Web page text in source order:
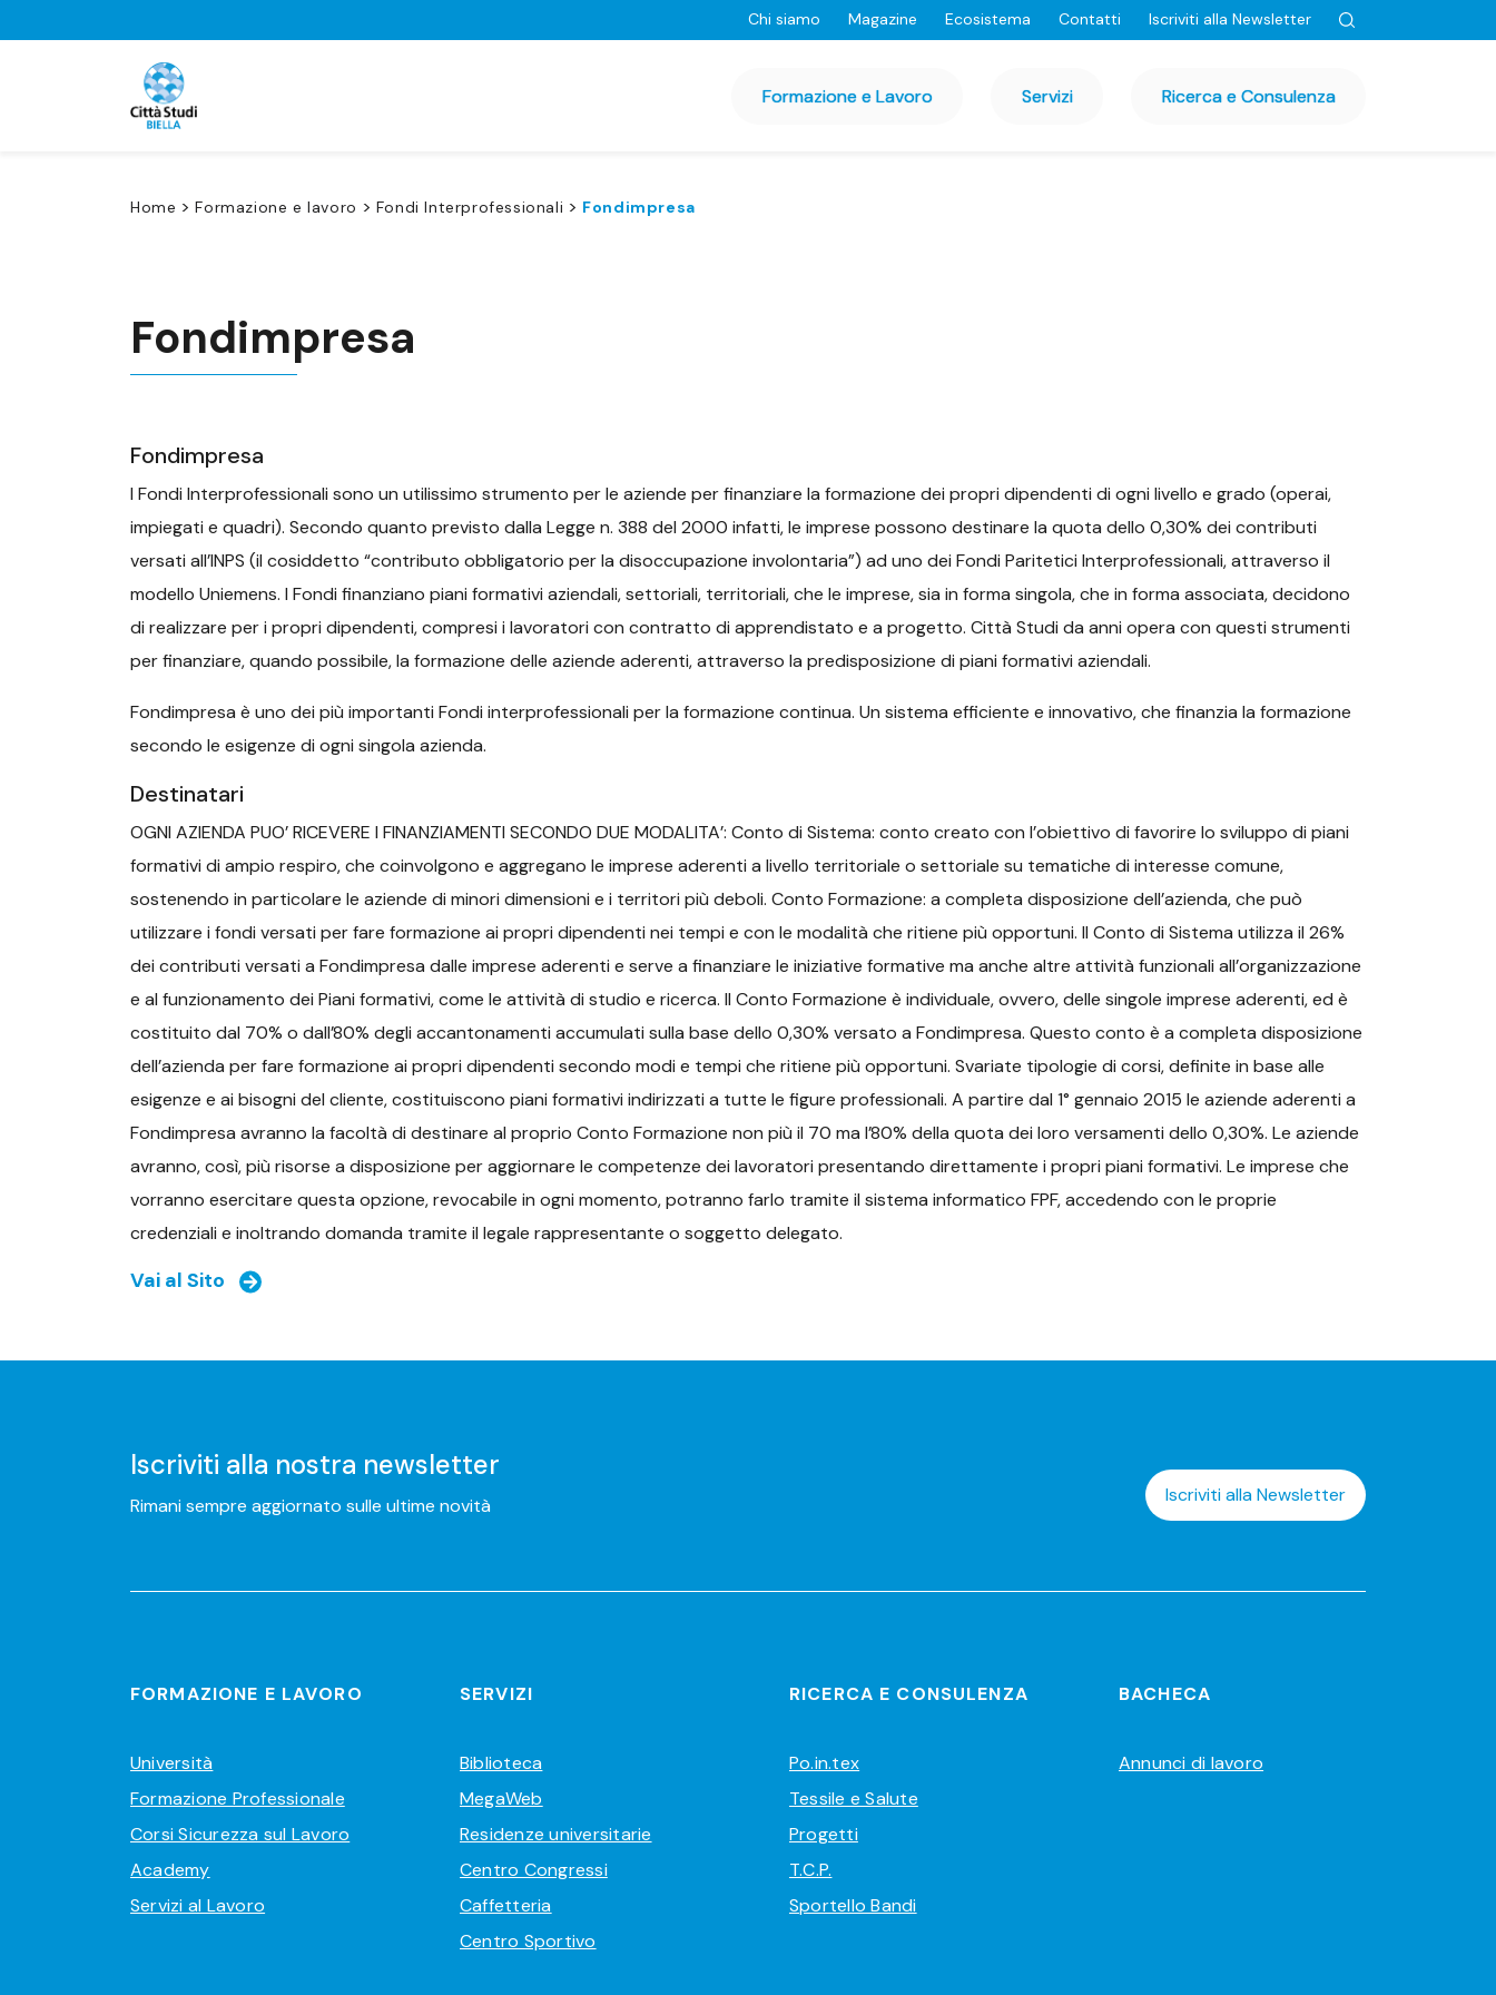
Chi siamo Magazine Ecosistema Contatti Iscriviti alla Newsletter
Formazione e Lavoro Servizi Ricerca e Consulenza
Home >Formazione e lavoro > Fondi Interprofessionali > Fondimpresa
Fondimpresa
Fondimpresa
I Fondi Interprofessionali sono un utilissimo strumento per le aziende per finanziare la formazione dei propri dipendenti di ogni livello e grado (operai,
impiegati e quadri). Secondo quanto previsto dalla Legge n. 388 del 2000 infatti, le imprese possono destinare la quota dello 0,30% dei contributi
versati all’INPS (il cosiddetto “contributo obbligatorio per la disoccupazione involontaria”) ad uno dei Fondi Paritetici Interprofessionali, attraverso il
modello Uniemens. I Fondi finanziano piani formativi aziendali, settoriali, territoriali, che le imprese, sia in forma singola, che in forma associata, decidono
di realizzare per i propri dipendenti, compresi i lavoratori con contratto di apprendistato e a progetto. Città Studi da anni opera con questi strumenti
per finanziare, quando possibile, la formazione delle aziende aderenti, attraverso la predisposizione di piani formativi aziendali.
Fondimpresa è uno dei più importanti Fondi interprofessionali per la formazione continua. Un sistema efficiente e innovativo, che finanzia la formazione
secondo le esigenze di ogni singola azienda.
Destinatari
OGNI AZIENDA PUO’ RICEVERE I FINANZIAMENTI SECONDO DUE MODALITA’: Conto di Sistema: conto creato con l’obiettivo di favorire lo sviluppo di piani
formativi di ampio respiro, che coinvolgono e aggregano le imprese aderenti a livello territoriale o settoriale su tematiche di interesse comune,
sostenendo in particolare le aziende di minori dimensioni e i territori più deboli. Conto Formazione: a completa disposizione dell’azienda, che può
utilizzare i fondi versati per fare formazione ai propri dipendenti nei tempi e con le modalità che ritiene più opportuni. Il Conto di Sistema utilizza il 26%
dei contributi versati a Fondimpresa dalle imprese aderenti e serve a finanziare le iniziative formative ma anche altre attività funzionali all’organizzazione
e al funzionamento dei Piani formativi, come le attività di studio e ricerca. Il Conto Formazione è individuale, ovvero, delle singole imprese aderenti, ed è
costituito dal 70% o dall’80% degli accantonamenti accumulati sulla base dello 0,30% versato a Fondimpresa. Questo conto è a completa disposizione
dell’azienda per fare formazione ai propri dipendenti secondo modi e tempi che ritiene più opportuni. Svariate tipologie di corsi, definite in base alle
esigenze e ai bisogni del cliente, costituiscono piani formativi indirizzati a tutte le figure professionali. A partire dal 1° gennaio 2015 le aziende aderenti a
Fondimpresa avranno la facoltà di destinare al proprio Conto Formazione non più il 70 ma l’80% della quota dei loro versamenti dello 0,30%. Le aziende
avranno, così, più risorse a disposizione per aggiornare le competenze dei lavoratori presentando direttamente i propri piani formativi. Le imprese che
vorranno esercitare questa opzione, revocabile in ogni momento, potranno farlo tramite il sistema informatico FPF, accedendo con le proprie
credenziali e inoltrando domanda tramite il legale rappresentante o soggetto delegato.
Vai al Sito
Iscriviti alla nostra newsletter
Rimani sempre aggiornato sulle ultime novità Iscriviti alla Newsletter
FORMAZIONE E LAVORO
Università
Formazione Professionale
Corsi Sicurezza sul Lavoro
Academy
Servizi al Lavoro
SERVIZI
Biblioteca
MegaWeb
Residenze universitarie
Centro Congressi
Caffetteria
Centro Sportivo
RICERCA E CONSULENZA
Po.in.tex
Tessile e Salute
Progetti
T.C.P.
Sportello Bandi
BACHECA
Annunci di lavoro